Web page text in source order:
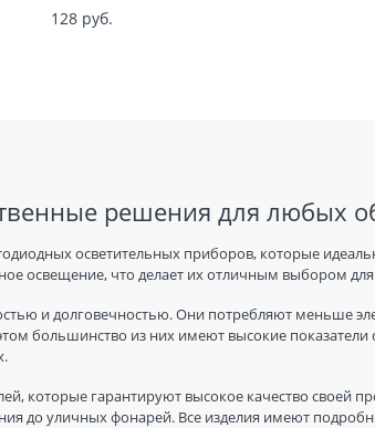
128 руб.
решения для любых
осветительных приборов, которые
освещение, что делает их отличным выбором
и долговечностью. Они потребляют меньше
большинство из них имеют высокие
которые гарантируют высокое качество своей
до уличных фонарей. Все изделия имеют